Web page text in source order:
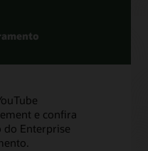
e confira
do Enterprise